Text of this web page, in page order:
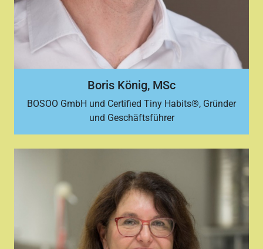
Boris König, MSc
BOSOO GmbH und Certified Tiny Habits®, Gründer
und Geschäftsführer